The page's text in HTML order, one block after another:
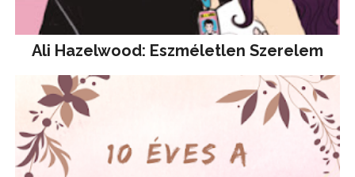
Ali Hazelwood: Eszméletlen Szerelem